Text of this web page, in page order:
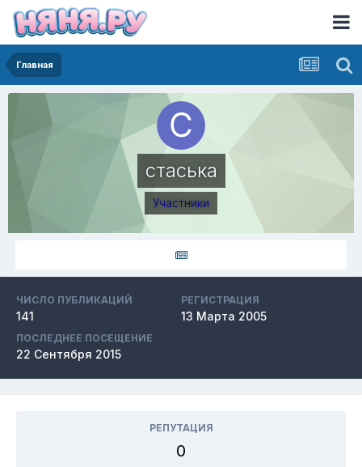
Главная
стаська
Участники
ЧИСЛО ПУБЛИКАЦИЙ
141
РЕГИСТРАЦИЯ
13 Марта 2005
ПОСЛЕДНЕЕ ПОСЕЩЕНИЕ
22 Сентября 2015
РЕПУТАЦИЯ
0